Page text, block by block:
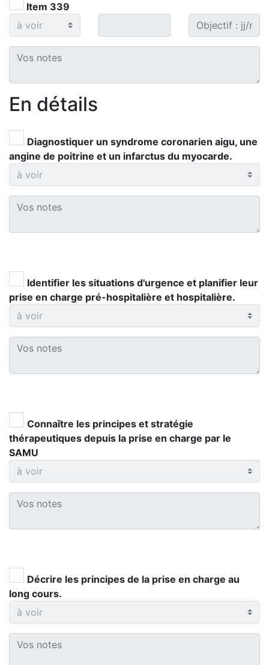
Item 339
En détails
Diagnostiquer un syndrome coronarien aigu, une
angine de poitrine et un infarctus du myocarde.
Identifier les situations d'urgence et planifier leur
prise en charge pré-hospitalière et hospitalière.
Connaître les principes et stratégie
thérapeutiques depuis la prise en charge par le
SAMU
Décrire les principes de la prise en charge au
long cours.